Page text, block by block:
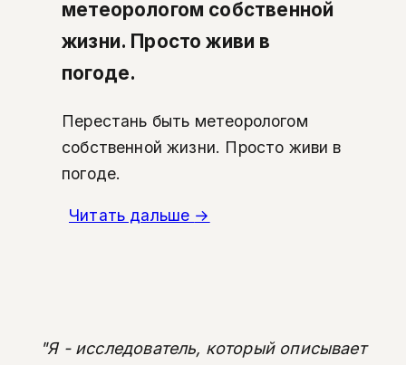
метеорологом собственной
жизни. Просто живи в
погоде.
Перестань быть метеорологом
собственной жизни. Просто живи в
погоде.
Читать дальше →
"Я - исследователь, который описывает